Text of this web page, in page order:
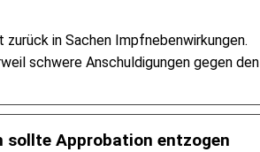
in Sachen Impfnebenwirkungen.
schwere Anschuldigungen gegen den
Approbation entzogen